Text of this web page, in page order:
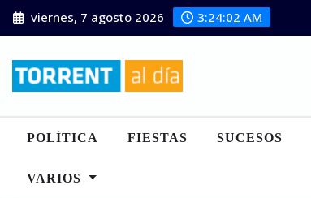
Saltar
al
viernes, 7 agosto 2026 3:24:03 AM
POLÍTICA FIESTAS SUCESOS
VARIOS